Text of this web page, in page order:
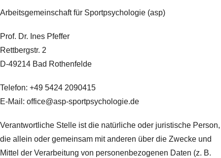
Arbeitsgemeinschaft für Sportpsychologie (asp)
Prof. Dr. Ines Pfeffer
Rettbergstr. 2
D-49214 Bad Rothenfelde
Telefon: +49 5424 2090415
E-Mail: office@asp-sportpsychologie.de
Verantwortliche Stelle ist die natürliche oder juristische Person,
die allein oder gemeinsam mit anderen über die Zwecke und
Mittel der Verarbeitung von personenbezogenen Daten (z. B.